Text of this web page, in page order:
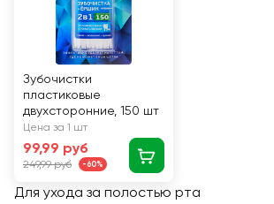
Зубочистки
пластиковые
двухсторонние, 150 шт
Цена за 1 шт
99,99 руб
249,99 руб -60%
Для ухода за полостью рта